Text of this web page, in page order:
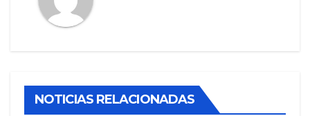
NOTICIAS RELACIONADAS